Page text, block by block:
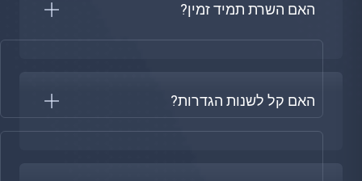
האם השרת תמיד זמין?
האם קל לשנות הגדרות?